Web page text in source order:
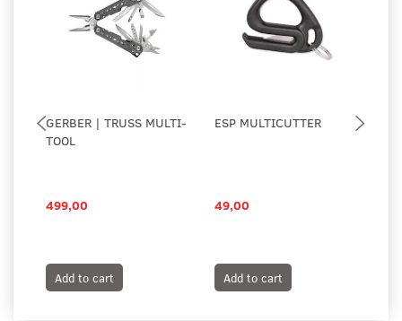
GERBER | TRUSS MULTI-
TOOL
499,00
Add to cart
ESP MULTICUTTER
49,00
Add to cart